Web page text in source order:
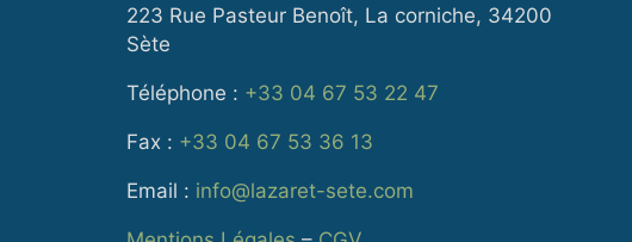
223 Rue Pasteur Benoît, La corniche, 34200
Sète
Téléphone : +33 04 67 53 22 47
Fax : +33 04 67 53 36 13
Email : info@lazaret-sete.com